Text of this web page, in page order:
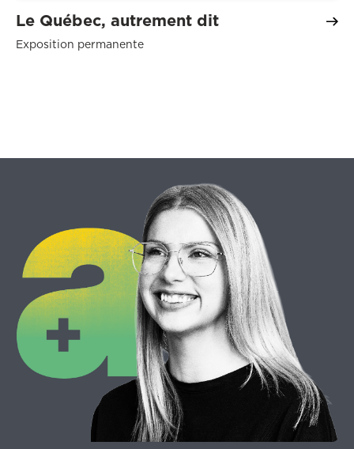
Le Québec, autrement dit
Exposition permanente